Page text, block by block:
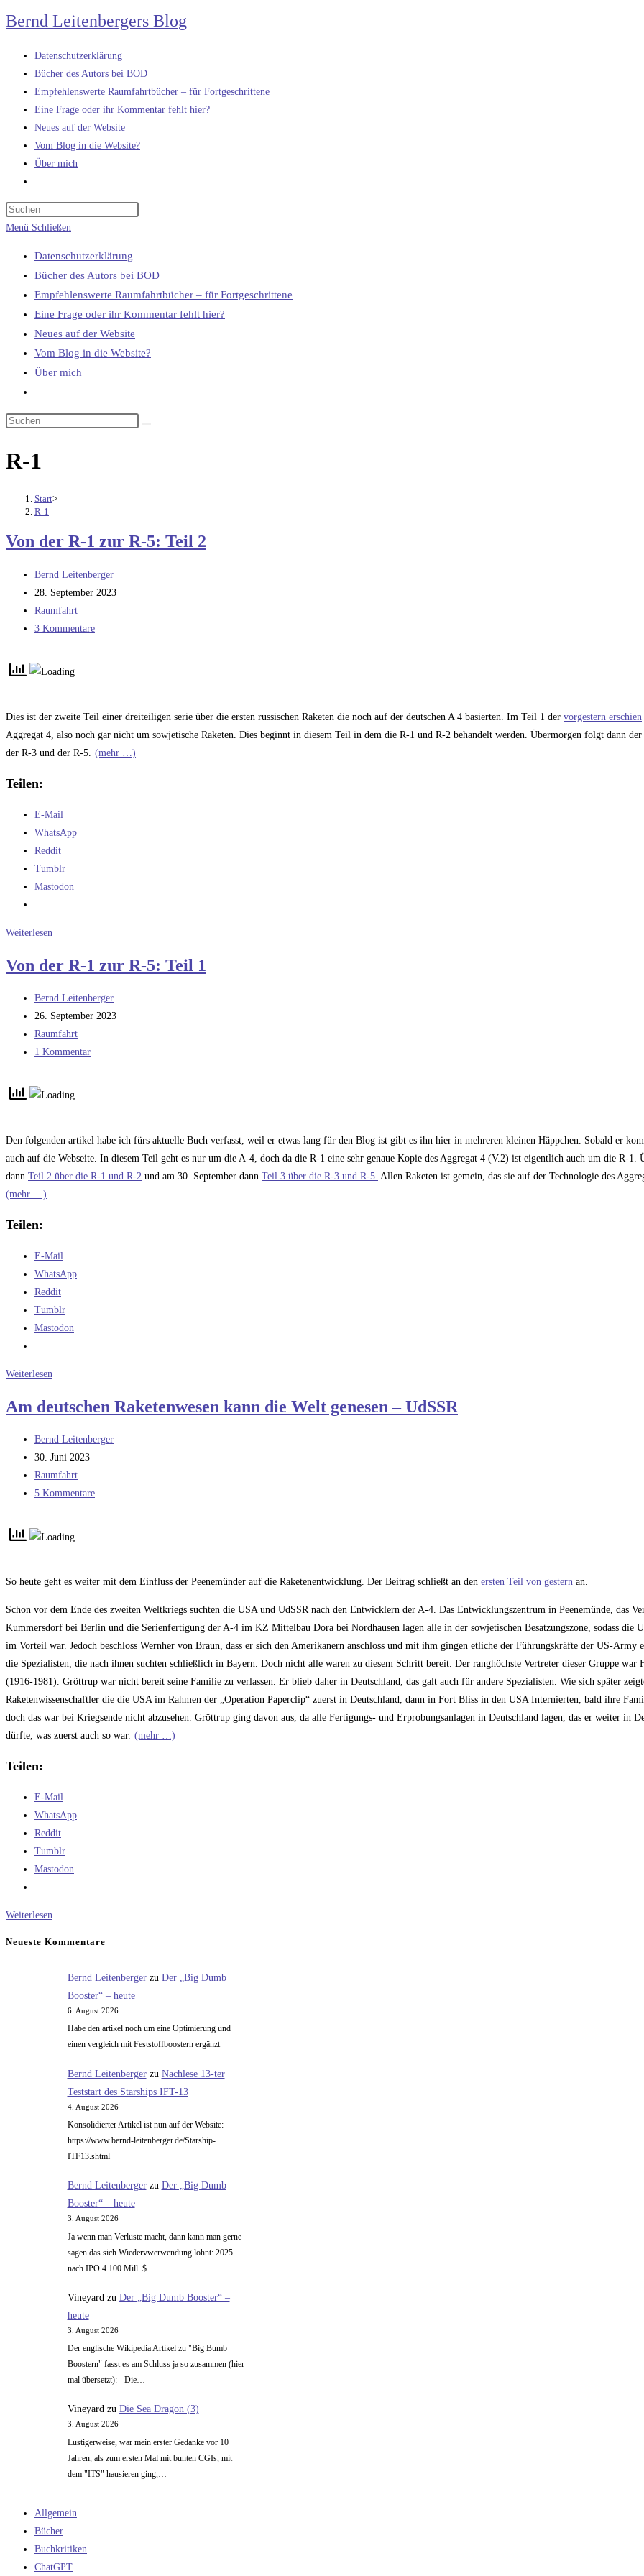
Zum
Inhalt
springen
Bernd Leitenbergers Blog
Datenschutzerklärung
Bücher des Autors bei BOD
Empfehlenswerte Raumfahrtbücher – für Fortgeschrittene
Eine Frage oder ihr Kommentar fehlt hier?
Neues auf der Website
Vom Blog in die Website?
Über mich
umschalten
Menü Schließen
Datenschutzerklärung
Bücher des Autors bei BOD
Empfehlenswerte Raumfahrtbücher – für Fortgeschrittene
Eine Frage oder ihr Kommentar fehlt hier?
Neues auf der Website
Vom Blog in die Website?
Über mich
umschalten
R-1
Start>
R-1
Von der R-1 zur R-5: Teil 2
Beitrags-
Autor:
Bernd Leitenberger
Beitrag
veröffentlicht:
28. September 2023
Beitrags-
Kategorie:
Raumfahrt
Beitrags-
3 Kommentare
Dies ist der zweite Teil einer dreiteiligen serie über die ersten russischen Raketen die noch auf der deutschen A 4 basierten. Im Teil 1 der vorgestern erschien
Aggregat 4, also noch gar nicht um sowjetische Raketen. Dies beginnt in diesem Teil in dem die R-1 und R-2 behandelt werden. Übermorgen folgt dann der
der R-3 und der R-5. (mehr …)
Teilen:
E-Mail
WhatsApp
Reddit
Tumblr
Mastodon
Weiterlesen
R-
zur
R-
5:
Teil
Von der R-1 zur R-5: Teil 1
Beitrags-
Autor:
Bernd Leitenberger
Beitrag
veröffentlicht:
26. September 2023
Beitrags-
Kategorie:
Raumfahrt
Beitrags-
1 Kommentar
Den folgenden artikel habe ich fürs aktuelle Buch verfasst, weil er etwas lang für den Blog ist gibt es ihn hier in mehreren kleinen Häppchen. Sobald er
auch auf die Webseite. In diesem Teil geht es nur um die A-4, doch da die R-1 eine sehr genaue Kopie des Aggregat 4 (V.2) ist eigentlich auch um die R-1.
dann Teil 2 über die R-1 und R-2 und am 30. September dann Teil 3 über die R-3 und R-5. Allen Raketen ist gemein, das sie auf der Technologie des
(mehr …)
Teilen:
E-Mail
WhatsApp
Reddit
Tumblr
Mastodon
Weiterlesen
R-
zur
R-
5:
Teil
Am deutschen Raketenwesen kann die Welt genesen – UdSSR
Beitrags-
Autor:
Bernd Leitenberger
Beitrag
veröffentlicht:
30. Juni 2023
Beitrags-
Kategorie:
Raumfahrt
Beitrags-
5 Kommentare
So heute geht es weiter mit dem Einfluss der Peenemünder auf die Raketenentwicklung. Der Beitrag schließt an den ersten Teil von gestern an.
Schon vor dem Ende des zweiten Weltkriegs suchten die USA und UdSSR nach den Entwicklern der A-4. Das Entwicklungszentrum in Peenemünde, das
Kummersdorf bei Berlin und die Serienfertigung der A-4 im KZ Mittelbau Dora bei Nordhausen lagen alle in der sowjetischen Besatzungszone, sodass die
im Vorteil war. Jedoch beschloss Wernher von Braun, dass er sich den Amerikanern anschloss und mit ihm gingen etliche der Führungskräfte der US-Army
die Spezialisten, die nach ihnen suchten schließlich in Bayern. Doch nicht alle waren zu diesem Schritt bereit. Der ranghöchste Vertreter dieser Gruppe war
(1916-1981). Gröttrup war nicht bereit seine Familie zu verlassen. Er blieb daher in Deutschland, das galt auch für andere Spezialisten. Wie sich später
Raketenwissenschaftler die die USA im Rahmen der „Operation Paperclip“ zuerst in Deutschland, dann in Fort Bliss in den USA Internierten, bald ihre
doch das war bei Kriegsende nicht abzusehen. Gröttrup ging davon aus, da alle Fertigungs- und Erprobungsanlagen in Deutschland lagen, das er weiter in
dürfte, was zuerst auch so war. (mehr …)
Teilen:
E-Mail
WhatsApp
Reddit
Tumblr
Mastodon
Weiterlesen
genesen
Neueste Kommentare
Bernd Leitenbergerzu Der „Big Dumb
Booster“ – heute
6. August 2026
Habe den artikel noch um eine Optimierung und
einen vergleich mit Feststoffboostern ergänzt
Bernd Leitenbergerzu Nachlese 13-ter
Teststart des Starships IFT-13
4. August 2026
Konsolidierter Artikel ist nun auf der Website:
https://www.bernd-leitenberger.de/Starship-
ITF13.shtml
Bernd Leitenbergerzu Der „Big Dumb
Booster“ – heute
3. August 2026
Ja wenn man Verluste macht, dann kann man gerne
sagen das sich Wiedervwerwendung lohnt: 2025
nach IPO 4.100 Mill. $…
Vineyard zu Der „Big Dumb Booster“ –
heute
3. August 2026
Der englische Wikipedia Artikel zu "Big Bumb
Boostern" fasst es am Schluss ja so zusammen (hier
mal übersetzt): - Die…
Vineyardzu Die Sea Dragon (3)
3. August 2026
Lustigerweise, war mein erster Gedanke vor 10
Jahren, als zum ersten Mal mit bunten CGIs, mit
dem "ITS" hausieren ging,…
Allgemein
Bücher
Buchkritiken
ChatGPT